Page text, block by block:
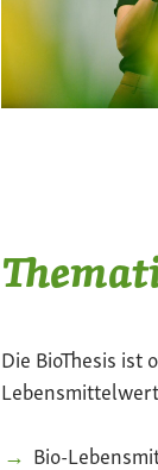
Die BioThesis
Bio-